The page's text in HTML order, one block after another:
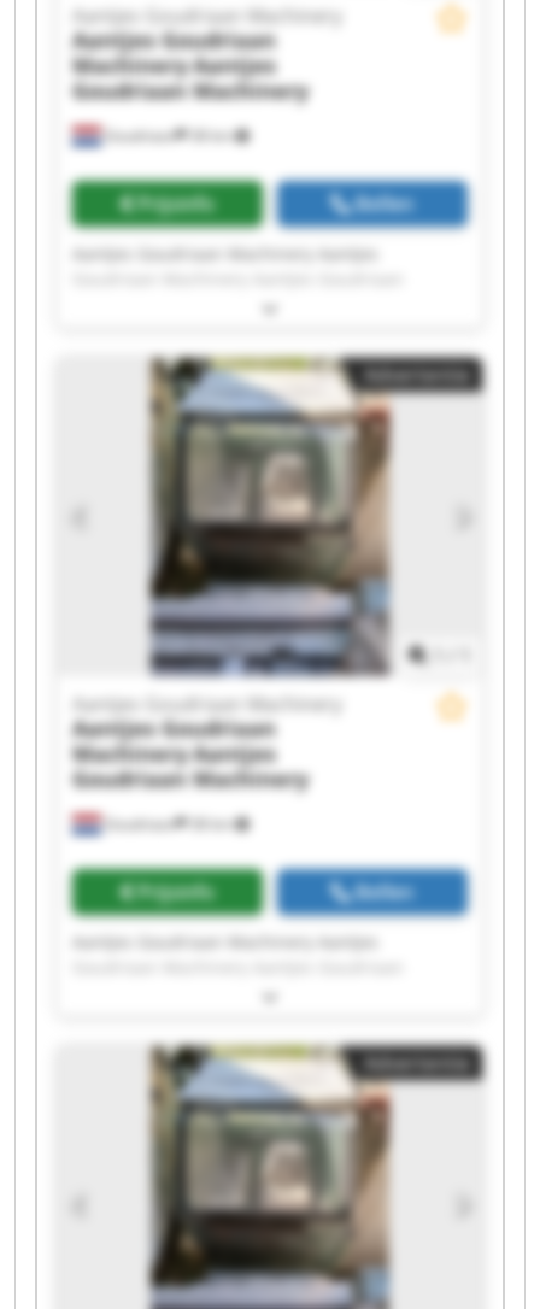
Goudriaan 38 km
Aantjes Goudriaan Machinery
Aantjes Goudriaan
MachineryAantjes
Goudriaan Machinery
Prijsinfo Bellen
Aantjes Goudriaan Machinery Aantjes
Machinery Aantjes Goudriaan Machinery
Goudriaan Machinery Aantjes Goudriaan
Machinery Aantjes Goudriaan Machinery
Aantjes Goudriaan Machinery Aantjes
Goudriaan Machinery Aantjes Goudriaan
Machinery Aantjes Goudriaan Machinery
Aantjes Goudriaan Machinery Aantjes
Goudriaan Machinery Aantjes Goudriaan
Machinery Aantjes Goudriaan Machinery
Aantjes Goudriaan Machinery Aantjes
Goudriaan Machinery Aantjes Goudriaan
Machinery Aantjes Goudriaan Machinery
Advertentie
Goudriaan 38 km
Aantjes Goudriaan Machinery
Aantjes Goudriaan
MachineryAantjes
Goudriaan Machinery
Prijsinfo Bellen
Aantjes Goudriaan Machinery Aantjes
Machinery Aantjes Goudriaan Machinery
Goudriaan Machinery Aantjes Goudriaan
Machinery Aantjes Goudriaan Machinery
Aantjes Goudriaan Machinery Aantjes
Goudriaan Machinery Aantjes Goudriaan
Machinery Aantjes Goudriaan Machinery
Aantjes Goudriaan Machinery Aantjes
Goudriaan Machinery Aantjes Goudriaan
Machinery Aantjes Goudriaan Machinery
Aantjes Goudriaan Machinery Aantjes
Goudriaan Machinery Aantjes Goudriaan
Machinery Aantjes Goudriaan Machinery
Advertentie